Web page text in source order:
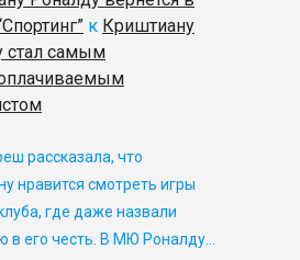
к Криштиану
стал самым
рассказала, что
нравится смотреть игры
где даже назвали
в его честь. В МЮ Роналду…